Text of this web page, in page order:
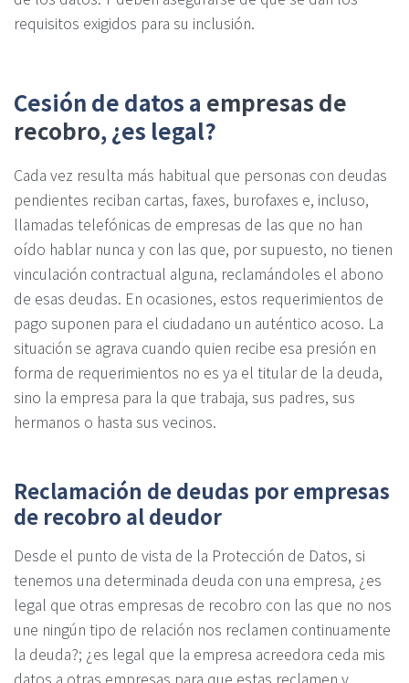
requisitos exigidos para su inclusión.
Cesión de datos a empresas de
recobro, ¿es legal?
Cada vez resulta más habitual que personas con deudas
pendientes reciban cartas, faxes, burofaxes e, incluso,
llamadas telefónicas de empresas de las que no han
oído hablar nunca y con las que, por supuesto, no tienen
vinculación contractual alguna, reclamándoles el abono
de esas deudas. En ocasiones, estos requerimientos de
pago suponen para el ciudadano un auténtico acoso. La
situación se agrava cuando quien recibe esa presión en
forma de requerimientos no es ya el titular de la deuda,
sino la empresa para la que trabaja, sus padres, sus
hermanos o hasta sus vecinos.
Reclamación de deudas por empresas
de recobro al deudor
Desde el punto de vista de la Protección de Datos, si
tenemos una determinada deuda con una empresa, ¿es
legal que otras empresas de recobro con las que no nos
une ningún tipo de relación nos reclamen continuamente
la deuda?; ¿es legal que la empresa acreedora ceda mis
datos a otras empresas para que estas reclamen y